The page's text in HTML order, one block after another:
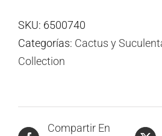
SKU: 6500740
Categorías: Cactus y
Collection
Compartir En